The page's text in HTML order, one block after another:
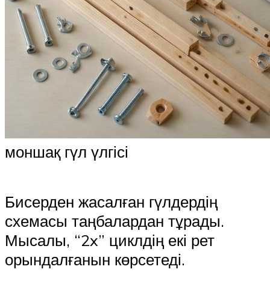
моншақ гүл үлгісі
Бисерден жасалған гүлдердің
схемасы таңбалардан тұрады.
Мысалы, “2x” циклдің екі рет
орындалғанын көрсетеді.